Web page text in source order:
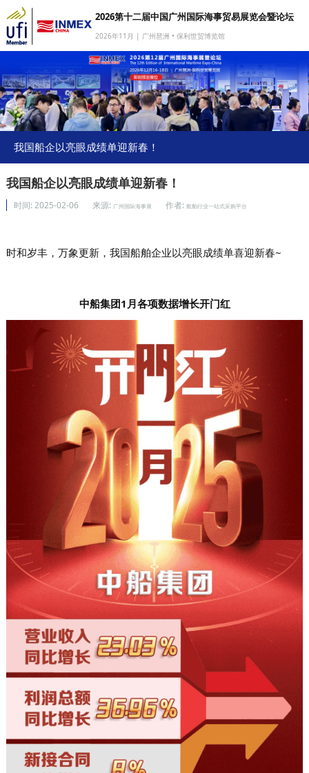
我要参展
我要参会
我要参观
商旅服务
关于我们
2026第十二届中国广州国际海事贸易展览会暨论坛
2026年11月 | 广州琶洲 • 保利世贸博览馆
我国船企以亮眼成绩单迎新春！
我国船企以亮眼成绩单迎新春！
时间: 2025-02-06 来源: 广州国际海事展 作者: 船舶行业一站式采购平台
时和岁丰，万象更新，我国船舶企业以亮眼成绩单喜迎新春~
中船集团1月各项数据增长开门红